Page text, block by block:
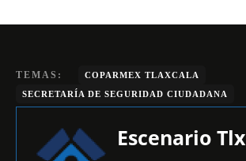
TEMAS:
COPARMEX TLAXCALA
SECRETARÍA DE SEGURIDAD CIUDADANA
Escenario Tlx